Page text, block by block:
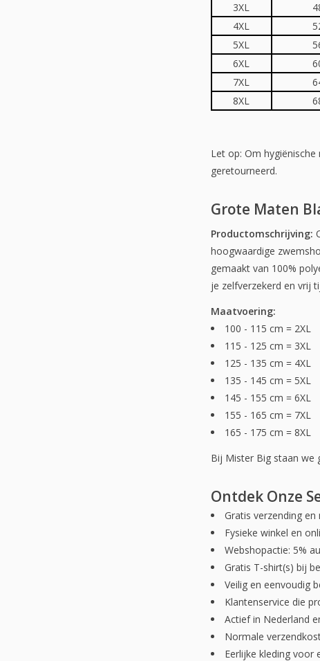
3XL
4XL
5XL
6XL
7XL
8XL
Let op: Om
geretourneerd.
Grote Maten
Productomschrijving:
hoogwaardige
gemaakt van 100%
je zelfverzekerd en vrij
Maatvoering:
100 - 115 cm = 2XL
115 - 125 cm = 3XL
125 - 135 cm = 4XL
135 - 145 cm = 5XL
145 - 155 cm = 6XL
155 - 165 cm = 7XL
165 - 175 cm = 8XL
Bij Mister Big staan we
Ontdek Onze
Gratis verzending
Fysieke winkel en
Webshopactie: 5%
Gratis T-shirt(s) bij
Veilig en eenvoudig
Klantenservice die
Actief in Nederland
Normale
Eerlijke kleding voor